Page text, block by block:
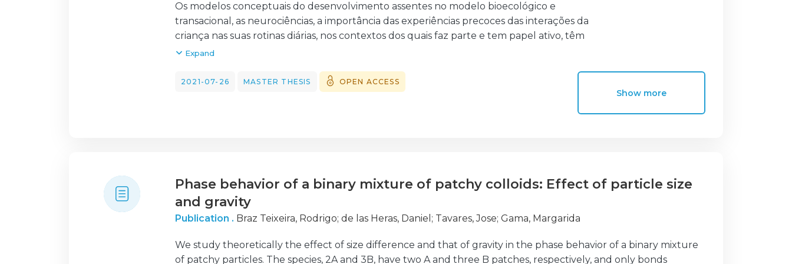
entrevistas orientadas a profissionais do mundo audiovisual.
Os modelos conceptuais do desenvolvimento assentes no modelo bioecológico e
transacional, as neurociências, a importância das experiências precoces das interações da
criança nas suas rotinas diárias, nos contextos dos quais faz parte e tem papel ativo, têm
influenciado os princípios da Intervenção Precoce na Infância (IPI).
intervenção das práticas de intervenção precoce na infância (IPI), de uma Equipa local de
Intervenção (ELI) e responder à questão de investigação (“quais os ganhos ao nível da
funcionalidade das crianças nas três etapas de avaliação no decurso da implementação
desenvolvimento da criança (QD) em três momentos de avaliação, perceção do nível de
envolvimento da educadora e da família e o técnico responsável de caso (TRC). Num
segundo momento analisamos a eficácia do acompanhamento nos três momentos de
Relativamente aos resultados, efeito do acompanhamento sobre a evolução dos
resultados obtidos nos QD depende o grupo de crianças. o efeito do acompanhamento é
Expand
2021-07-26 MASTER THESIS OPEN ACCESS
Show more
Phase behavior of a binary mixture of patchy colloids: Effect of particle size
and gravity
Publication . Braz Teixeira, Rodrigo; de las Heras, Daniel ; Tavares, Jose; Gama, Margarida
We study theoretically the effect of size difference and that of gravity in the phase behavior of a binary mixture
of patchy particles. The species, 2A and 3B, have two A and three B patches, respectively, and only bonds